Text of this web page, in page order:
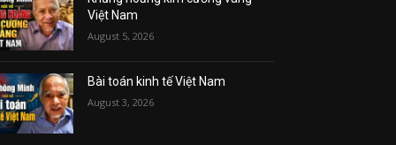
Việt Nam
August 5, 2026
Bài toán kinh tế Việt Nam
August 3, 2026